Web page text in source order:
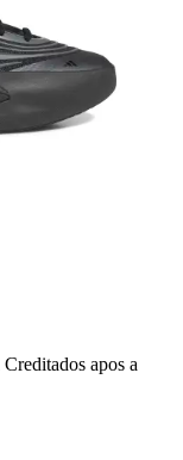
Creditados apos a